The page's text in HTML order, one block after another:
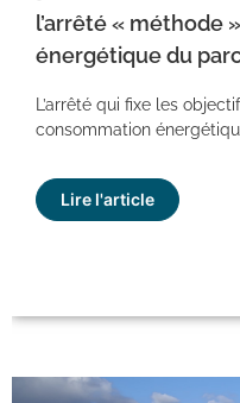
l’arrêté « méthode
énergétique du
L’arrêté qui fixe les
consommation
Lire l'article